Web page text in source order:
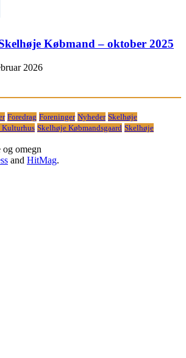
Købmand – oktober 2025
2026
Foredrag Foreninger Nyheder Skelhøje
Kulturhus Skelhøje Købmandsgaard Skelhøje
omegn
and HitMag.